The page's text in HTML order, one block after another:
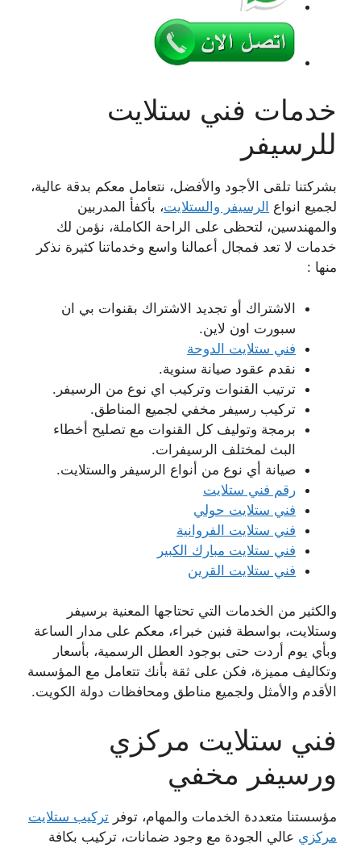
خدمات فني ستلايت
للرسيفر
بشركتنا تلقى الأجود والأفضل، نتعامل معكم بدقة عالية،
لجميع انواع الرسيفر والستلايت، بأكفأ المدربين
والمهندسين، لتحظى على الراحة الكاملة، نؤمن لك
خدمات لا تعد فمجال أعمالنا واسع وخدماتنا كثيرة نذكر
منها :
الاشتراك أو تجديد الاشتراك بقنوات بي ان
سبورت اون لاين.
فني ستلايت الدوحة
نقدم عقود صيانة سنوية.
ترتيب القنوات وتركيب اي نوع من الرسيفر.
تركيب رسيفر مخفي لجميع المناطق.
برمجة وتوليف كل القنوات مع تصليح أخطاء
البث لمختلف الرسيفرات.
صيانة أي نوع من أنواع الرسيفر والستلايت.
رقم فني ستلايت
فني ستلايت حولي
فني ستلايت الفروانية
فني ستلايت مبارك الكبير
فني ستلايت القرين
والكثير من الخدمات التي تحتاجها المعنية برسيفر
وستلايت، بواسطة فنين خبراء، معكم على مدار الساعة
وبأي يوم أردت حتى بوجود العطل الرسمية، بأسعار
وتكاليف مميزة، فكن على ثقة بأنك تتعامل مع المؤسسة
الأقدم والأمثل ولجميع مناطق ومحافظات دولة الكويت.
فني ستلايت مركزي
ورسيفر مخفي
مؤسستنا متعددة الخدمات والمهام، توفر تركيب ستلايت
مركزي عالي الجودة مع وجود ضمانات، تركيب بكافة